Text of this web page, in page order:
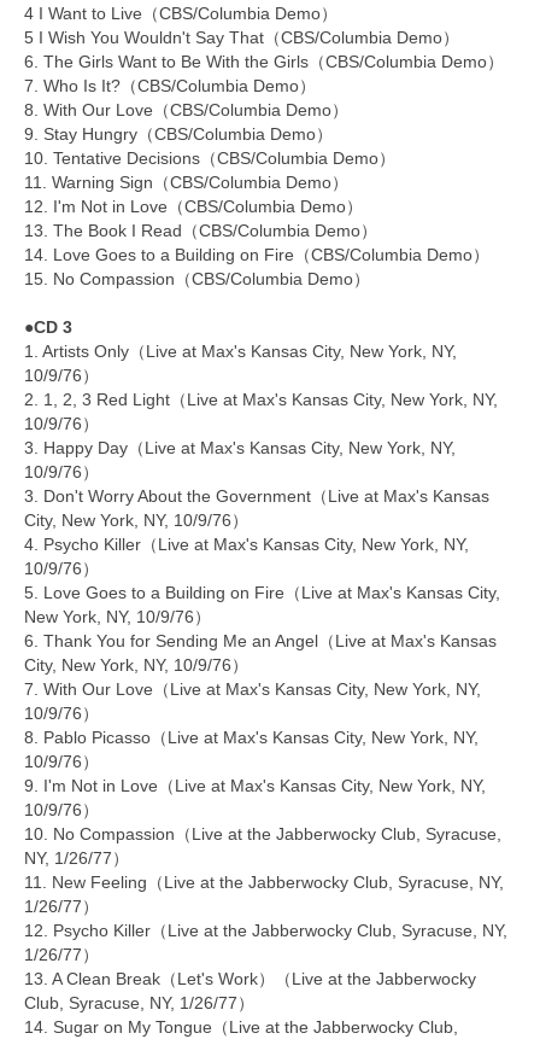
4 I Want to Live（CBS/Columbia Demo）
5 I Wish You Wouldn't Say That（CBS/Columbia Demo）
6. The Girls Want to Be With the Girls（CBS/Columbia Demo）
7. Who Is It?（CBS/Columbia Demo）
8. With Our Love（CBS/Columbia Demo）
9. Stay Hungry（CBS/Columbia Demo）
10. Tentative Decisions（CBS/Columbia Demo）
11. Warning Sign（CBS/Columbia Demo）
12. I'm Not in Love（CBS/Columbia Demo）
13. The Book I Read（CBS/Columbia Demo）
14. Love Goes to a Building on Fire（CBS/Columbia Demo）
15. No Compassion（CBS/Columbia Demo）
●CD 3
1. Artists Only（Live at Max's Kansas City, New York, NY,
10/9/76）
2. 1, 2, 3 Red Light（Live at Max's Kansas City, New York, NY,
10/9/76）
3. Happy Day（Live at Max's Kansas City, New York, NY,
10/9/76）
3. Don't Worry About the Government（Live at Max's Kansas
City, New York, NY, 10/9/76）
4. Psycho Killer（Live at Max's Kansas City, New York, NY,
10/9/76）
5. Love Goes to a Building on Fire（Live at Max's Kansas City,
New York, NY, 10/9/76）
6. Thank You for Sending Me an Angel（Live at Max's Kansas
City, New York, NY, 10/9/76）
7. With Our Love（Live at Max's Kansas City, New York, NY,
10/9/76）
8. Pablo Picasso（Live at Max's Kansas City, New York, NY,
10/9/76）
9. I'm Not in Love（Live at Max's Kansas City, New York, NY,
10/9/76）
10. No Compassion（Live at the Jabberwocky Club, Syracuse,
NY, 1/26/77）
11. New Feeling（Live at the Jabberwocky Club, Syracuse, NY,
1/26/77）
12. Psycho Killer（Live at the Jabberwocky Club, Syracuse, NY,
1/26/77）
13. A Clean Break（Let's Work）（Live at the Jabberwocky
Club, Syracuse, NY, 1/26/77）
14. Sugar on My Tongue（Live at the Jabberwocky Club,